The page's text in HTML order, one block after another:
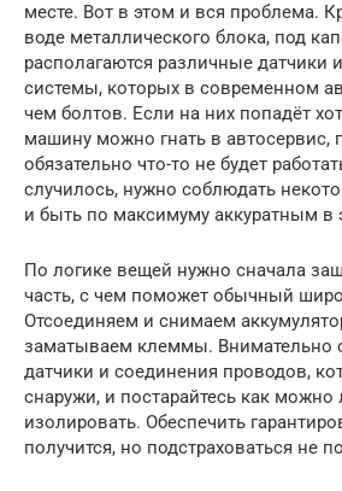
месте. Вот в этом и вся проблема.
воде металлического блока, под
располагаются различные датчики
системы, которых в современном
чем болтов. Если на них попадёт
машину можно гнать в автосервис,
обязательно что-то не будет
случилось, нужно соблюдать
и быть по максимуму аккуратным в
По логике вещей нужно сначала
часть, с чем поможет обычный
Отсоединяем и снимаем
заматываем клеммы. Внимательно
датчики и соединения проводов,
снаружи, и постарайтесь как можно
изолировать. Обеспечить
получится, но подстраховаться не